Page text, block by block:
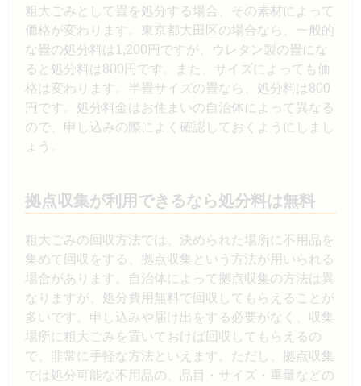
粗大ごみとして畳を処分する場合、その素材によって
価格が変わります。東京都大田区の場合なら、一般的
な畳の処分料は1,200円ですが、ウレタン製の畳にな
ると処分料は800円です。また、サイズによっても価
格は変わります。半畳サイズの畳なら、処分料は800
円です。処分料金はお住まいの自治体によって異なる
ので、申し込みの際によく確認しておくようにしまし
ょう。
拠点収集が利用できるなら処分料は無料
粗大ごみの回収方法では、決められた場所に不用品を
集めて回収をする、拠点収集という方法が用いられる
場合があります。自治体によって拠点収集の方法は異
なりますが、処分費用無料で回収してもらえることが
多いです。申し込みや届け出をする必要がなく、収集
場所に粗大ごみを置いておけば回収してもらえるの
で、非常に手軽な方法といえます。ただし、拠点収集
では処分可能な不用品の、品目・サイズ・重量などの